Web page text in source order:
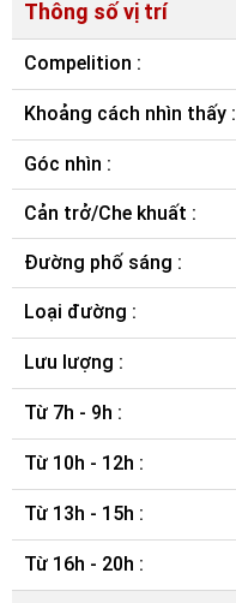
Thông số vị trí
Compelition :
Khoảng cách nhìn thấy :
Góc nhìn :
Cản trở/Che khuất :
Đường phố sáng :
Loại đường :
Lưu lượng :
Từ 7h - 9h :
Từ 10h - 12h :
Từ 13h - 15h :
Từ 16h - 20h :